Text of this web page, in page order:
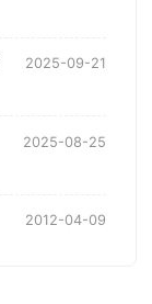
2025-09-21
2025-08-25
2012-04-09